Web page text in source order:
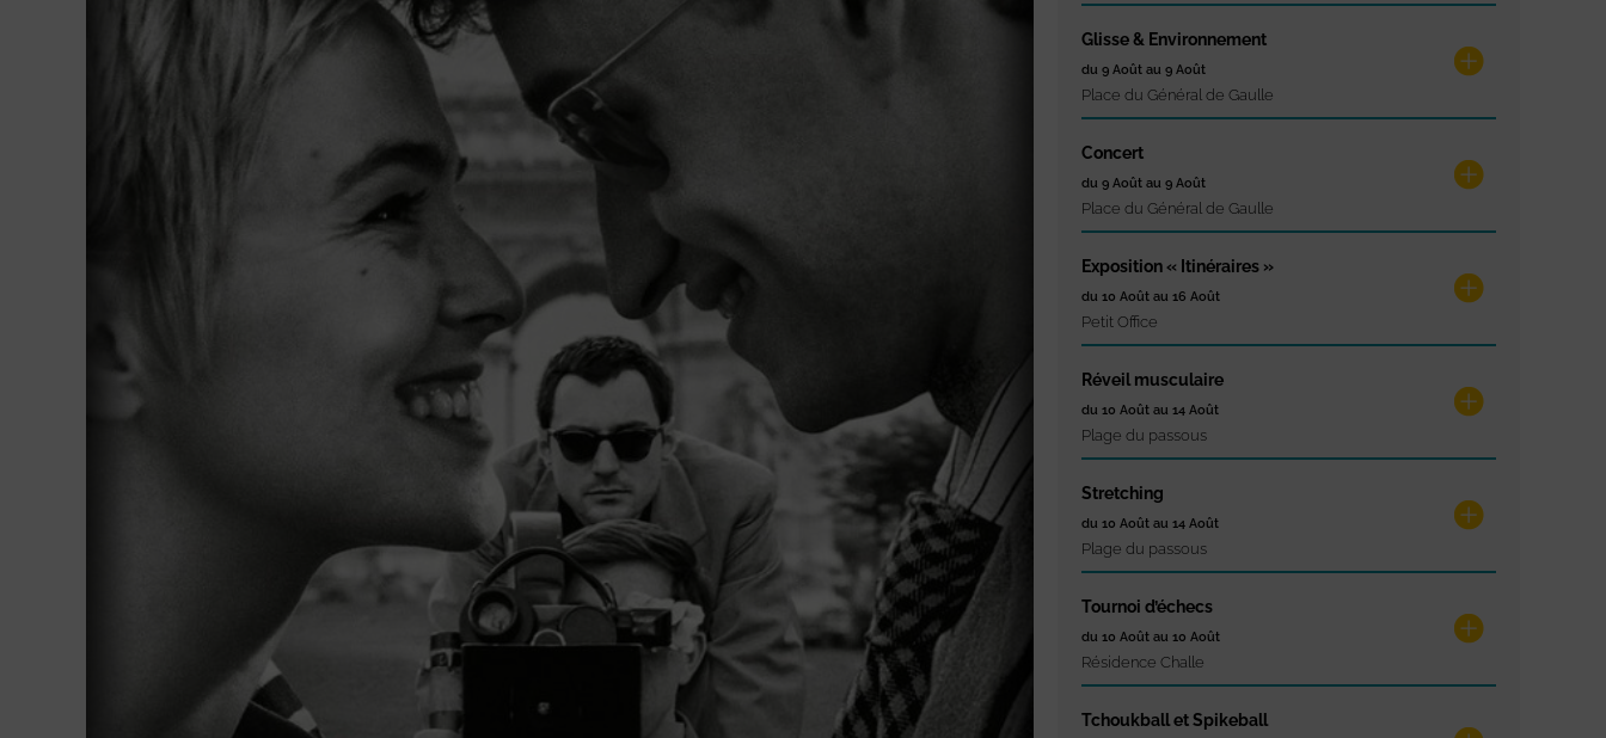
Glisse & Environnement
du 9 Août au 9 Août
Place du Général de Gaulle
Concert
du 9 Août au 9 Août
Place du Général de Gaulle
Exposition « Itinéraires »
du 10 Août au 16 Août
Petit Office
Réveil musculaire
du 10 Août au 14 Août
Plage du passous
Stretching
du 10 Août au 14 Août
Plage du passous
Tournoi d’échecs
du 10 Août au 10 Août
Résidence Challe
Tchoukball et Spikeball